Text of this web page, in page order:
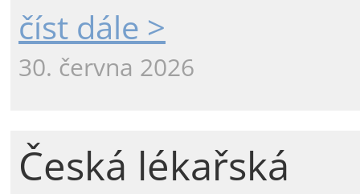
číst dále >
30. června 2026
Česká lékařská